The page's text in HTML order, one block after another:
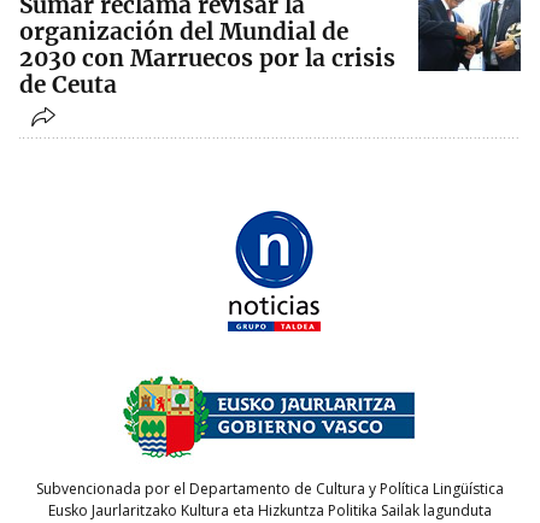
organización del Mundial de
2030 con Marruecos por la crisis
de Ceuta
Subvencionada por el Departamento de Cultura y Política Lingüística
Eusko Jaurlaritzako Kultura eta Hizkuntza Politika Sailak lagunduta